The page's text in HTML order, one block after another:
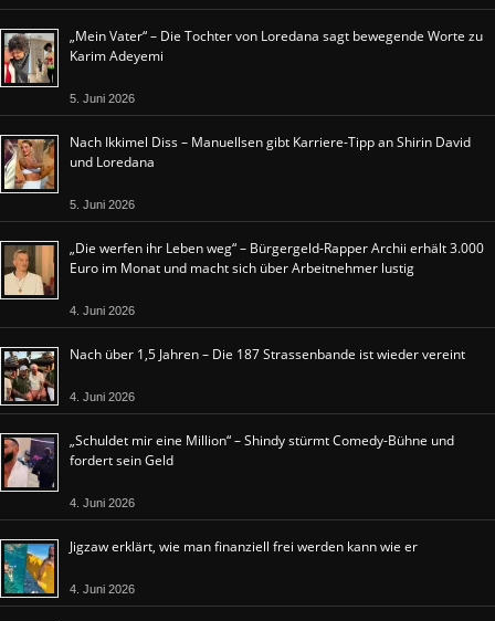
„Mein Vater“ – Die Tochter von Loredana sagt bewegende Worte zu
Karim Adeyemi
5. Juni 2026
Nach Ikkimel Diss – Manuellsen gibt Karriere-Tipp an Shirin David
und Loredana
5. Juni 2026
„Die werfen ihr Leben weg“ – Bürgergeld-Rapper Archii erhält 3.000
Euro im Monat und macht sich über Arbeitnehmer lustig
4. Juni 2026
Nach über 1,5 Jahren – Die 187 Strassenbande ist wieder vereint
4. Juni 2026
„Schuldet mir eine Million“ – Shindy stürmt Comedy-Bühne und
fordert sein Geld
4. Juni 2026
Jigzaw erklärt, wie man finanziell frei werden kann wie er
4. Juni 2026